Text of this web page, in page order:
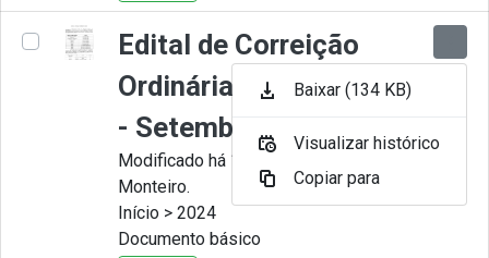
Edital de Correição
Ordinária nº 009-2024
- Setembro
Modificado há 11 Meses por Juliana
Monteiro.
Início > 2024
Documento básico
Baixar (134 KB)
Visualizar histórico
Copiar para